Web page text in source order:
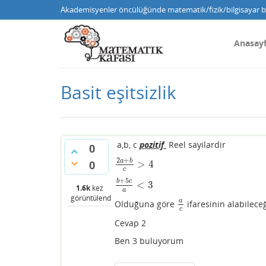
Akademisyenler öncülüğünde matematik/fizik/bilgisayar
Basit eşitsizlik
0
0
1.6kkez
görüntülendi
a,b, c pozitif Reel sayilardir
2a+b
c
> 4
2a+b c>4
b+5c
a
< 3
b+5c a<3
Olduğuna göre a
c
ac ifaresinin
Cevap 2
Ben 3 buluyorum